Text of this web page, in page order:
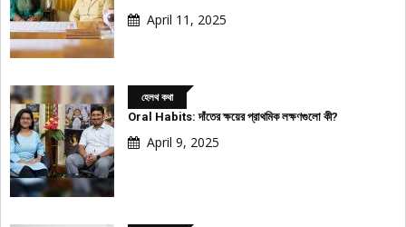
April 11, 2025
হেলথ কথা
Oral Habits: দাঁতের ক্ষয়ের প্রাথমিক লক্ষণগুলো কী?
April 9, 2025